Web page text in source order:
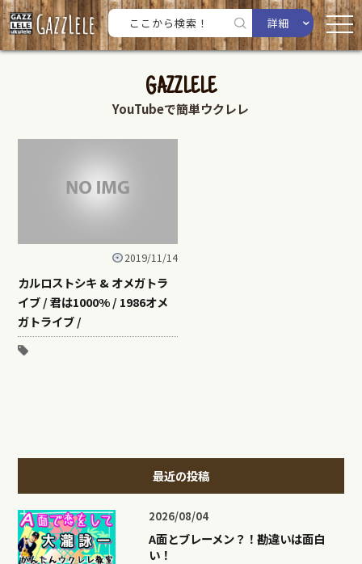
詳細
GAZZLELE
YouTubeで簡単ウクレレ
2019/11/14
カルロストシキ & オメガトラ
イブ / 君は1000% / 1986オメ
ガトライブ /
最近の投稿
2026/08/04
A面とブレーメン？！勘違いは面白
い！